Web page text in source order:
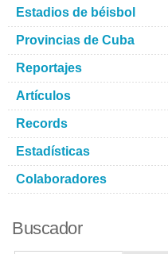
Estadios de béisbol
Provincias de Cuba
Reportajes
Artículos
Records
Estadísticas
Colaboradores
Buscador